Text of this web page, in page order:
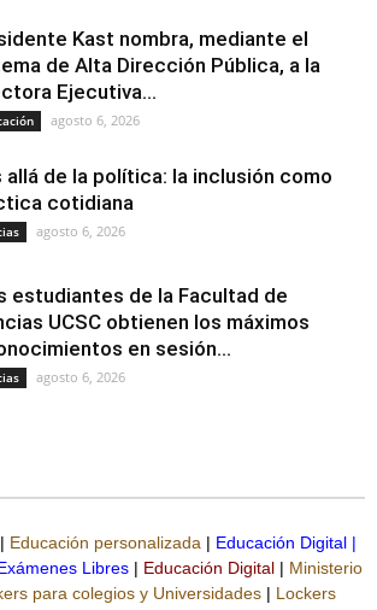
Kast nombra, mediante el
de Alta Dirección Pública, a la
Ejecutiva...
agosto 6, 2026
allá de la política: la inclusión como
cotidiana
agosto 6, 2026
estudiantes de la Facultad de
UCSC obtienen los máximos
en sesión...
agosto 6, 2026
| Educación personalizada | Educación Digital |
Libres | Educación Digital | Ministerio
para colegios y Universidades | Lockers